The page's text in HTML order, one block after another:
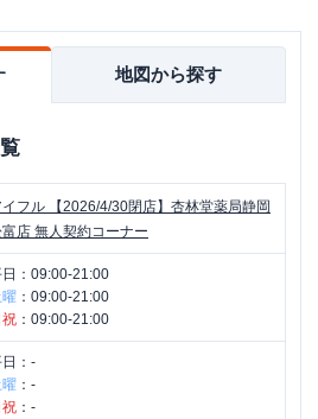
地図から探す
イフル
【2026/4/30閉店】杏林堂薬局静岡
店 無人契約コーナー
： 09:00-21:00
： 09:00-21:00
祝 ： 09:00-21:00
： -
： -
祝 ： -